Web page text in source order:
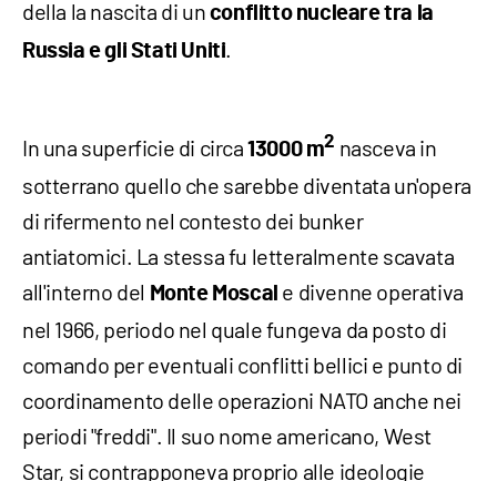
della la nascita di un conflitto nucleare tra la
Russia e gli Stati Uniti.
In una superficie di circa13000 m2 nasceva in
sotterrano quello che sarebbe diventata un'opera
di rifermento nel contesto dei bunker
antiatomici. La stessa fu letteralmente scavata
all'interno del Monte Moscal e divenne operativa
nel 1966, periodo nel quale fungeva da posto di
comando per eventuali conflitti bellici e punto di
coordinamento delle operazioni NATO anche nei
periodi "freddi". Il suo nome americano, West
Star, si contrapponeva proprio alle ideologie